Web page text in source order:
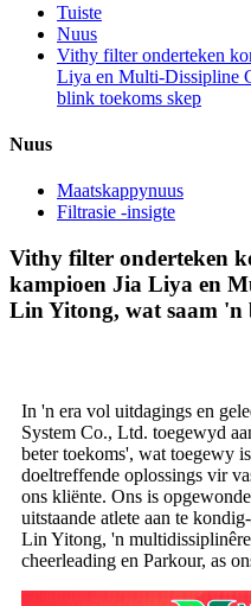
Tuiste
Nuus
Vithy filter onderteken
Liya en Multi-Dissipline
blink toekoms skep
Nuus
Maatskappynuus
Filtrasie -insigte
Vithy filter onderteken
kampioen Jia Liya en
Lin Yitong, wat saam 'n
In 'n era vol uitdagings en
System Co., Ltd. toegewyd
beter toekoms', wat toegewy
doeltreffende oplossings vir
ons kliënte. Ons is
uitstaande atlete aan te
Lin Yitong, 'n
cheerleading en Parkour, as